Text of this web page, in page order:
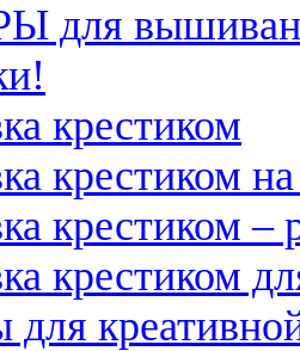
для
крестиком
крестиком
крестиком –
крестиком
для